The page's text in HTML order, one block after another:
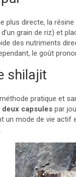
plus directe, la
grain de riz) et
des nutriments
le goût
shilajit
pratique et
deux capsules par
un mode de vie